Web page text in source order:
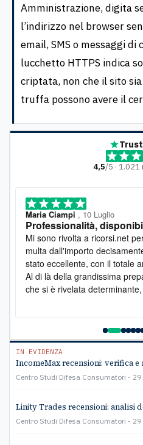
Amministrazione, digita
l’indirizzo nel browser
email, SMS o messaggi di
lucchetto HTTPS indica
criptata, non che il sito
truffa possono avere il
4,5/5 ·
Maria Ciampi , 10 Luglio
Professionalità,
Mi sono rivolta a ricorsi.net per un ricorso contro una
multa dall'importo
stato eccellente, con il totale
Al di là della grandissima
che si è rivelata
IN EVIDENZA
IncomeMax recensioni: verifica
Centro Studi Difesa Consumatori 29
Linity Trades recensioni: analisi
Centro Studi Difesa Consumatori 29